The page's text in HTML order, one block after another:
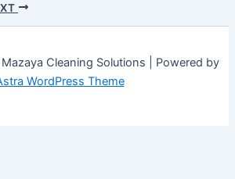
Cleaning Solutions | Powered by
WordPress Theme